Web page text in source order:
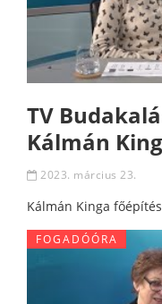
TV
Kálmán
2023. március 23.
Kálmán Kinga
FOGADÓÓRA